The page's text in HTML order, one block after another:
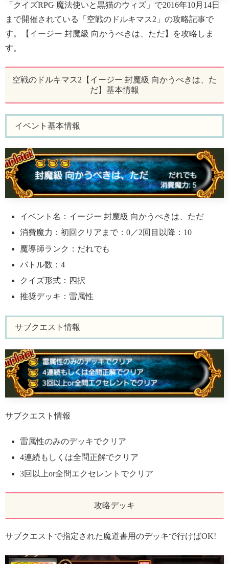
「クイズRPG 魔法使いと黒猫のウィズ」で2016年10月14日
まで開催されている「空戦のドルキマス2」の攻略記事で
す。【イージー 封魔級 向かうべきは、ただ】を攻略しま
す。
空戦のドルキマス2【イージー 封魔級 向かうべきは、た
だ】基本情報
イベント基本情報
イベント名：イージー 封魔級 向かうべきは、ただ
消費魔力：初回クリアまで：0／2回目以降：10
魔導師ランク：だれでも
バトル数：4
クイズ形式：四択
推奨デッキ：雷属性
サブクエスト情報
サブクエスト情報
雷属性のみのデッキでクリア
4連続もしくは全問正解でクリア
3回以上or全問エクセレントでクリア
攻略デッキ
サブクエストで指定された魔道書用のデッキで行けばOK!